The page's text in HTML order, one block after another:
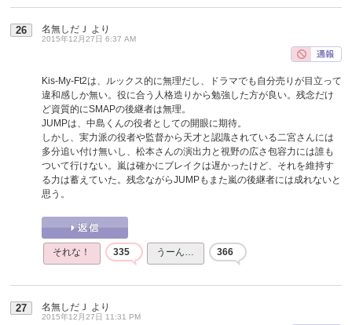
26 名無しだＪ より
2015年12月27日 6:37 AM
Kis-My-Ft2は、ルックス的に無理だし、ドラマでも自分売りが目立って
違和感しか無い。役に合う人格造りから勉強した方が良い。残念だけ
ど資質的にSMAPの後継者は無理。
JUMPは、中島くんの役者としての開眼に期待。
しかし、実力派の役者や監督から天才と認識されている二宮さんには
多分追い付け無いし、松本さんの演出力と視野の広さ包容力には誰も
ついて行けない。嵐は確かにブレイクは遅かったけど、それを維持す
る力は蓄えていた。残念ながらJUMPもまた嵐の後継者には成れないと
思う。
それな！ 335 うーん… 366
27 名無しだＪ より
2015年12月27日 11:31 PM